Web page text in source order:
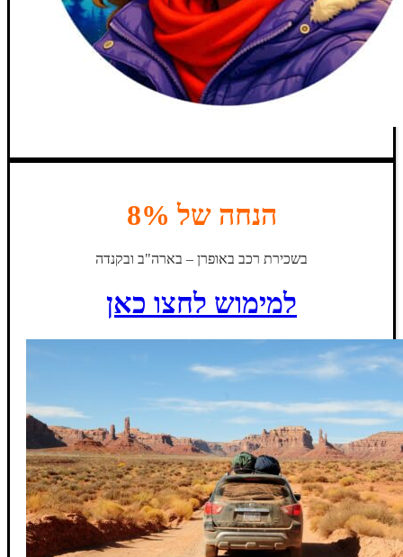
הנחה של 8%
בשכירת רכב באופרן – בארה"ב ובקנדה
למימוש לחצו כאן